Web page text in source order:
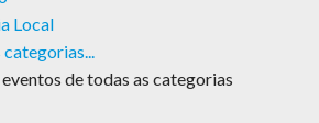
Local
categorias...
de todas as categorias